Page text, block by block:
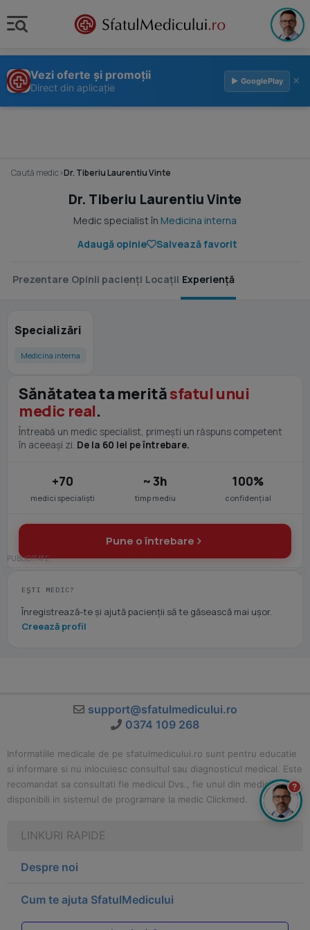
Vezi oferte și promoții
Direct din aplicație
▶ GooglePlay ×
Caută medic›Dr. Tiberiu Laurentiu Vinte
Dr. Tiberiu Laurentiu Vinte
Medic specialist în Medicina interna
Adaugă opinie
Salvează favorit
Prezentare Opinii pacienți Locații Experiență
Specializări
Medicina interna
Sănătatea ta merităsfatul unui
medic real.
Întreabă un medic specialist, primești un răspuns competent
în aceeași zi. De la 60 lei pe întrebare.
+70
medici specialiști
~ 3h
timp mediu
100%
confidențial
Pune o întrebare
EȘTI MEDIC?
Înregistrează-te și ajută pacienții să te găsească mai ușor.
Creează profil
support@sfatulmedicului.ro
0374 109 268
Informatiile medicale de pe sfatulmedicului.ro sunt pentru educatie
si informare si nu inlocuiesc consultul sau diagnosticul medical. Este
recomandat sa consultati fie medicul Dvs., fie unul din medicii
disponibili in sistemul de programare la medic Clickmed.
LINKURI RAPIDE
Despre noi
Cum te ajuta SfatulMedicului
?